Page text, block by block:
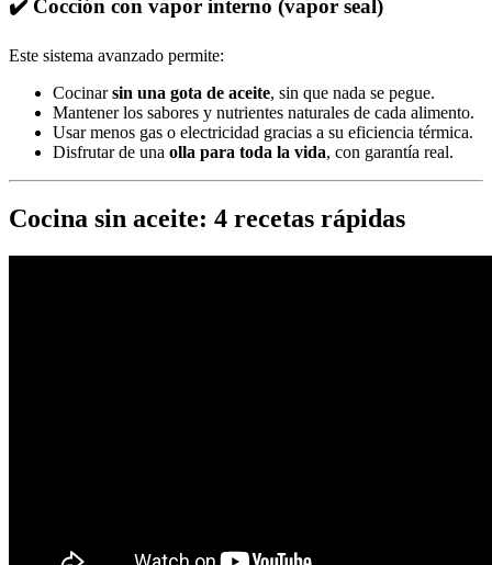
✔️ Cocción con vapor interno (vapor seal)
Este sistema avanzado permite:
Cocinarsin una gota de aceite, sin que nada se pegue.
Mantener los sabores y nutrientes naturales de cada alimento.
Usar menos gas o electricidad gracias a su eficiencia térmica.
Disfrutar de una olla para toda la vida, con garantía real.
Cocina sin aceite: 4 recetas rápidas